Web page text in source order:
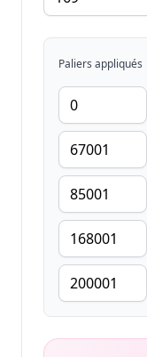
Paliers appliqués